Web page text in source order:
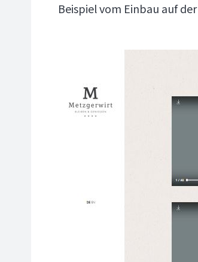
Beispiel vom Einbau auf der